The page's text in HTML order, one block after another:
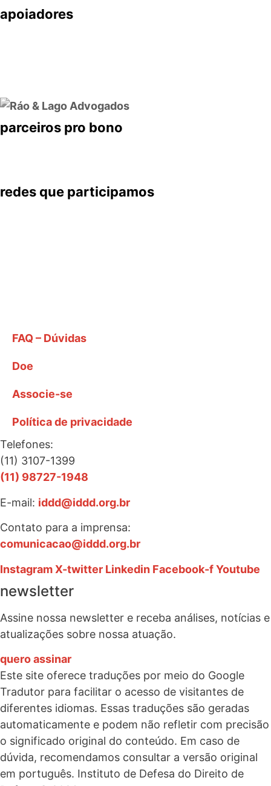
apoiadores
parceiros pro bono
redes que participamos
FAQ – Dúvidas
Doe
Associe-se
Política de privacidade
Telefones:
(11) 3107-1399
(11) 98727-1948
E-mail: iddd@iddd.org.br
Contato para a imprensa:
comunicacao@iddd.org.br
Instagram X-twitter Linkedin Facebook-fYoutube
newsletter
Assine nossa newsletter e receba análises, notícias e
atualizações sobre nossa atuação.
quero assinar
Este site oferece traduções por meio do Google
Tradutor para facilitar o acesso de visitantes de
diferentes idiomas. Essas traduções são geradas
automaticamente e podem não refletir com precisão
o significado original do conteúdo. Em caso de
dúvida, recomendamos consultar a versão original
em português. Instituto de Defesa do Direito de